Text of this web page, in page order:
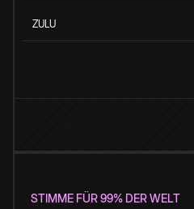
ZULU
STIMME FÜR 99% DER WELT